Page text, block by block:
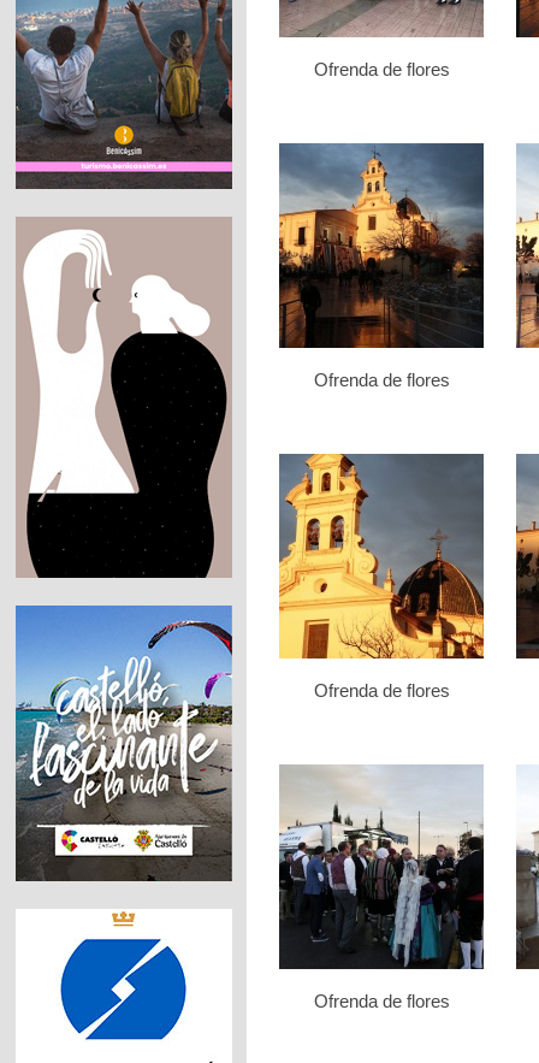
Ofrenda de flores
Ofrenda de flores
Ofrenda de flores
Ofrenda de flores